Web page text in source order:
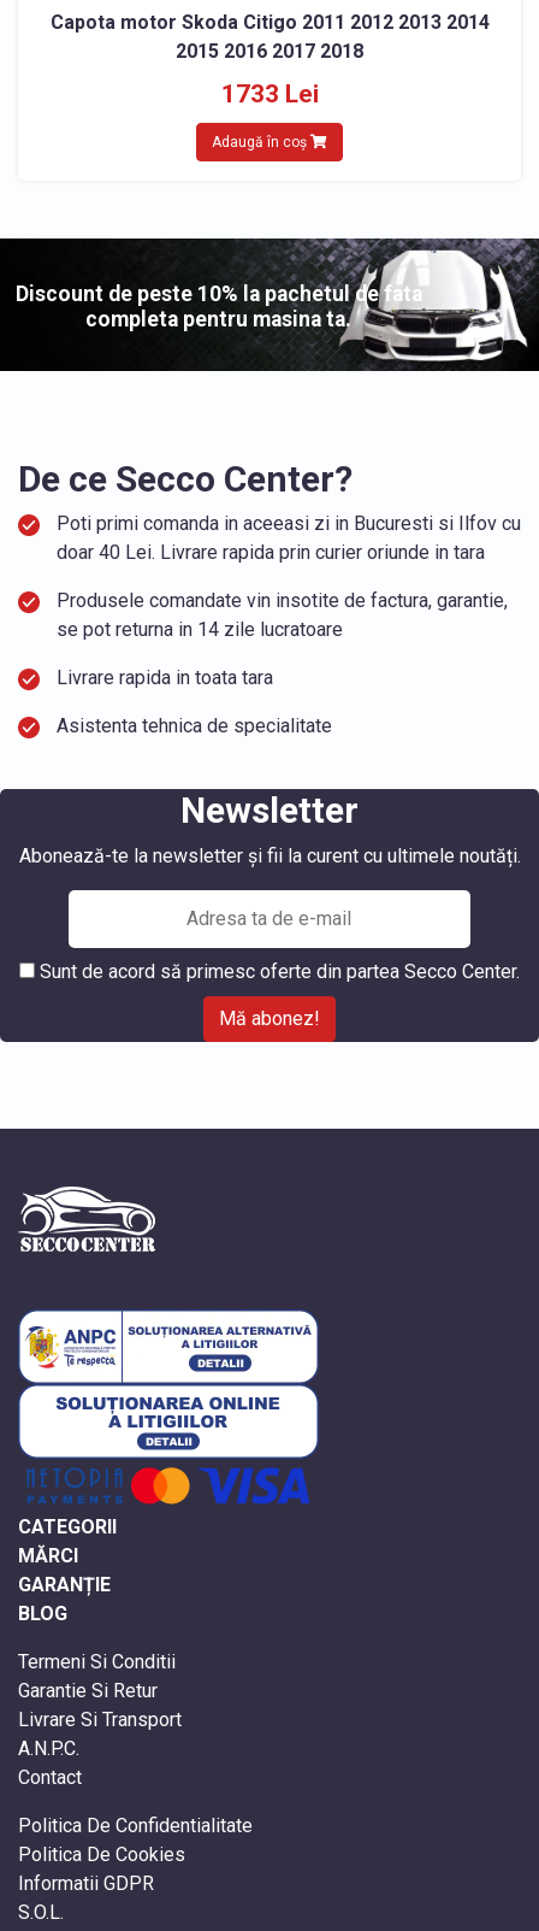
Capota motor Skoda Citigo 2011 2012 2013 2014
2015 2016 2017 2018
1733 Lei
Adaugă în coș
Discount de peste 10% la pachetul de fata
completa pentru masina ta.
De ce Secco Center?
Poti primi comanda in aceeasi zi in Bucuresti si Ilfov cu
doar 40 Lei. Livrare rapida prin curier oriunde in tara
Produsele comandate vin insotite de factura, garantie,
se pot returna in 14 zile lucratoare
Livrare rapida in toata tara
Asistenta tehnica de specialitate
Newsletter
Abonează-te la newsletter și fii la curent cu ultimele noutăți.
Sunt de acord să primesc oferte din partea Secco Center.
Mă abonez!
CATEGORII
MĂRCI
GARANȚIE
BLOG
Termeni Si Conditii
Garantie Si Retur
Livrare Si Transport
A.N.P.C.
Contact
Politica De Confidentialitate
Politica De Cookies
Informatii GDPR
S.O.L.